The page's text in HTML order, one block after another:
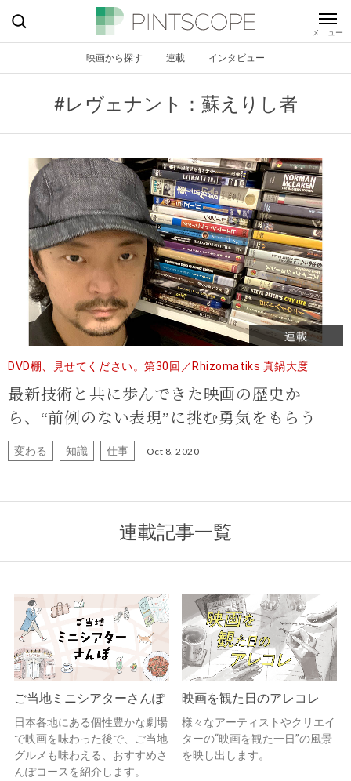
映画から探す 連載 インタビュー
#レヴェナント：蘇えりし者
連載
DVD棚、見せてください。第30回／Rhizomatiks 真鍋大度
最新技術と共に歩んできた映画の歴史か
ら、“前例のない表現”に挑む勇気をもらう
変わる 知識 仕事 Oct 8, 2020
連載記事一覧
ご当地ミニシアターさんぽ
日本各地にある個性豊かな劇場
で映画を味わった後で、ご当地
グルメも味わえる、おすすめさ
んぽコースを紹介します。
映画を観た日のアレコレ
様々なアーティストやクリエイ
ターの“映画を観た一日”の風景
を映し出します。